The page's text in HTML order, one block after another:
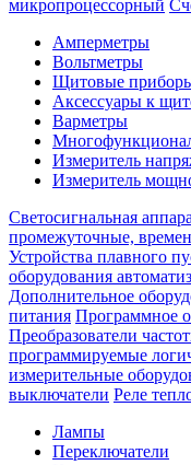
микропроцессорный
Амперметры
Вольтметры
Щитовые
Аксессуары к
Варметры
Измеритель
Измеритель
Светосигнальная
промежуточные,
Устройства плавного
оборудования
Дополнительное
питания Программное
Преобразователи
программируемые
измерительные
выключатели Реле
Лампы
Переключатели